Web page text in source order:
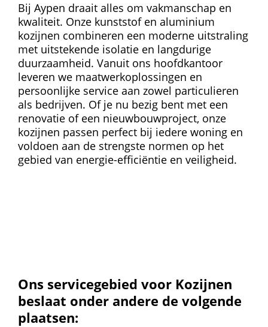
Bij Aypen draait alles om vakmanschap en
kwaliteit. Onze kunststof en aluminium
kozijnen combineren een moderne uitstraling
met uitstekende isolatie en langdurige
duurzaamheid. Vanuit ons hoofdkantoor
leveren we maatwerkoplossingen en
persoonlijke service aan zowel particulieren
als bedrijven. Of je nu bezig bent met een
renovatie of een nieuwbouwproject, onze
kozijnen passen perfect bij iedere woning en
voldoen aan de strengste normen op het
gebied van energie-efficiëntie en veiligheid.
Ons servicegebied voor Kozijnen
beslaat onder andere de volgende
plaatsen: